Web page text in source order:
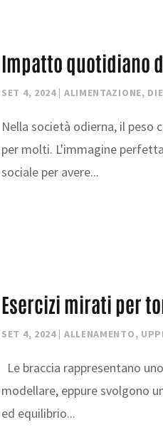
Impatto quotidiano
SET 4, 2024| ALIMENTAZIONE,
Nella società odierna, il peso
per molti. L'immagine
sociale per avere...
Esercizi mirati per
SET 4, 2024| ALLENAMENTO,
Le braccia rappresentano
modellare, eppure svolgono
ed equilibrio...